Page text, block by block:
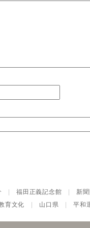
|福田正義記念館 新
育文化 山口県 |平和